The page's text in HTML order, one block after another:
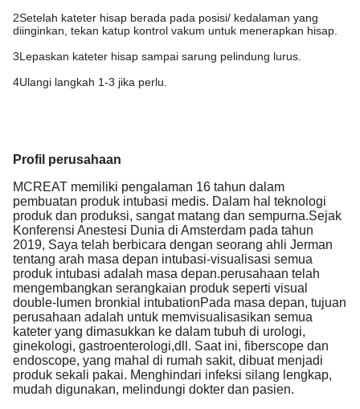
2Setelah kateter hisap berada pada posisi/ kedalaman yang
diinginkan, tekan katup kontrol vakum untuk menerapkan hisap.
3Lepaskan kateter hisap sampai sarung pelindung lurus.
4Ulangi langkah 1-3 jika perlu.
Profil perusahaan
MCREAT memiliki pengalaman 16 tahun dalam
pembuatan produk intubasi medis. Dalam hal teknologi
produk dan produksi, sangat matang dan sempurna.Sejak
Konferensi Anestesi Dunia di Amsterdam pada tahun
2019, Saya telah berbicara dengan seorang ahli Jerman
tentang arah masa depan intubasi-visualisasi semua
produk intubasi adalah masa depan.perusahaan telah
mengembangkan serangkaian produk seperti visual
double-lumen bronkial intubationPada masa depan, tujuan
perusahaan adalah untuk memvisualisasikan semua
kateter yang dimasukkan ke dalam tubuh di urologi,
ginekologi, gastroenterologi,dll. Saat ini, fiberscope dan
endoscope, yang mahal di rumah sakit, dibuat menjadi
produk sekali pakai. Menghindari infeksi silang lengkap,
mudah digunakan, melindungi dokter dan pasien.